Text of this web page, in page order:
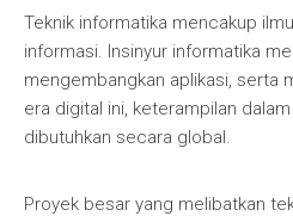
Teknik informatika mencakup
informasi. Insinyur informatika
mengembangkan aplikasi, serta
era digital ini, keterampilan
dibutuhkan secara global.
Proyek besar yang melibatkan